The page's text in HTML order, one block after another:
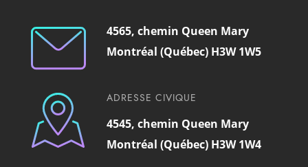
4565, chemin Queen Mary
Montréal (Québec) H3W 1W5
ADRESSE CIVIQUE
4545, chemin Queen Mary
Montréal (Québec) H3W 1W4